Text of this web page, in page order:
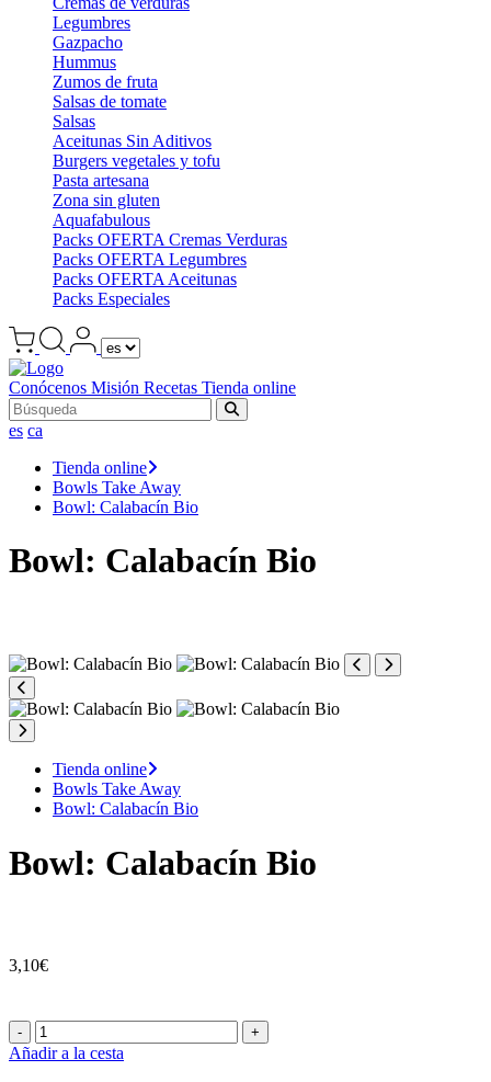
Legumbres
Gazpacho
Hummus
Zumos de fruta
Salsas de tomate
Salsas
Aceitunas Sin Aditivos
Burgers vegetales y tofu
Pasta artesana
Zona sin gluten
Aquafabulous
Packs OFERTA Cremas Verduras
Packs OFERTA Legumbres
Packs OFERTA Aceitunas
Packs Especiales
Conócenos Misión Recetas Tienda online
es ca
Tienda online
Bowls Take Away
Bowl: Calabacín Bio
Bowl: Calabacín Bio
Tienda online
Bowls Take Away
Bowl: Calabacín Bio
Bowl: Calabacín Bio
3,10€
- +
Añadir a la cesta